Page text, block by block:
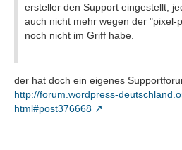
ersteller den Support eingestellt,
auch nicht mehr wegen der "pixel-
noch nicht im Griff habe.
der hat doch ein eigenes
http://forum.wordpress-
html#post376668